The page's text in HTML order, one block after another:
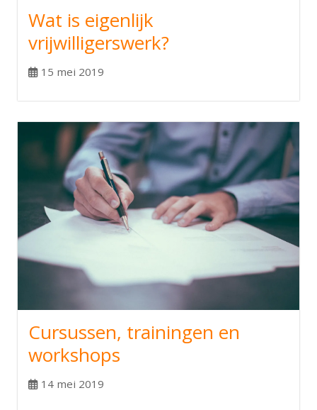
Wat is eigenlijk
vrijwilligerswerk?
15 mei 2019
Cursussen, trainingen en
workshops
14 mei 2019